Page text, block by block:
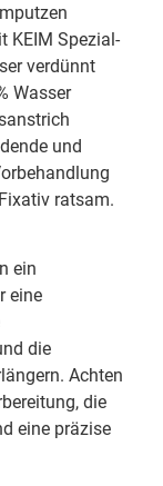
KEIM Spezial-
verdünnt
Wasser
und
ratsam.
ein
eine
die
Achten
die
eine präzise